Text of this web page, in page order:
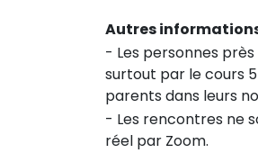
Autres
- Les personnes
surtout par le cours
parents dans leurs
- Les rencontres ne
réel par Zoom.